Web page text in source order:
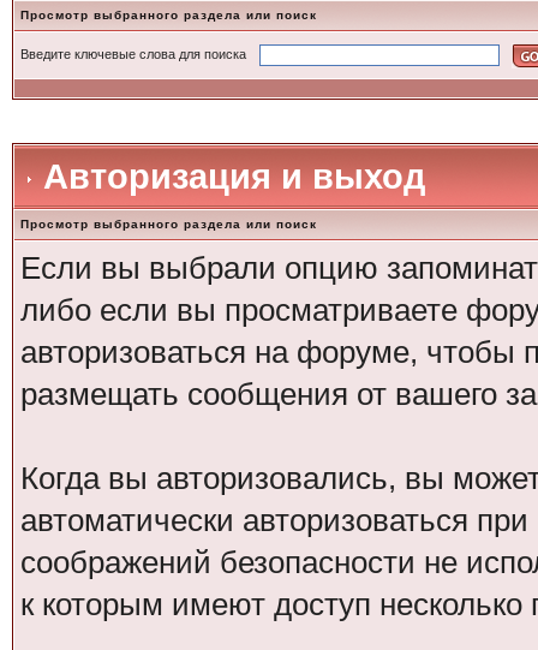
Просмотр выбранного раздела или поиск
Введите ключевые слова для поиска
Авторизация и выход
Просмотр выбранного раздела или поиск
Если вы выбрали опцию
либо если вы просматриваете
авторизоваться на форуме,
размещать сообщения от вашего
Когда вы авторизовались, вы
автоматически авторизоваться
соображений безопасности не
к которым имеют доступ несколько